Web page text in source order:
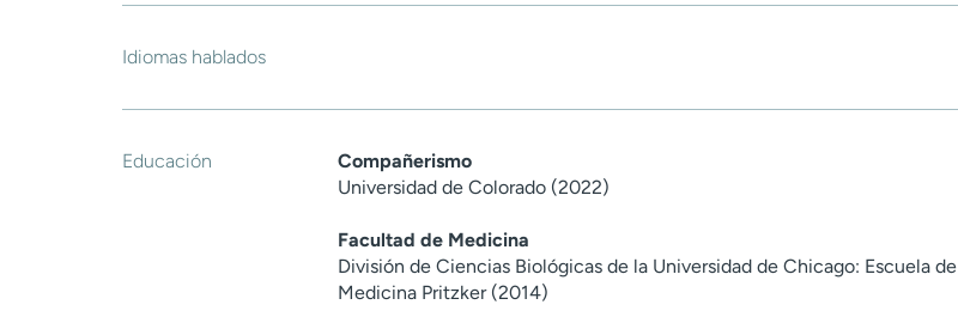
Idiomas hablados
Educación
Compañerismo
Universidad de Colorado (2022)
Facultad de Medicina
División de Ciencias Biológicas de la Universidad de Chicago: Escuela de
Medicina Pritzker (2014)